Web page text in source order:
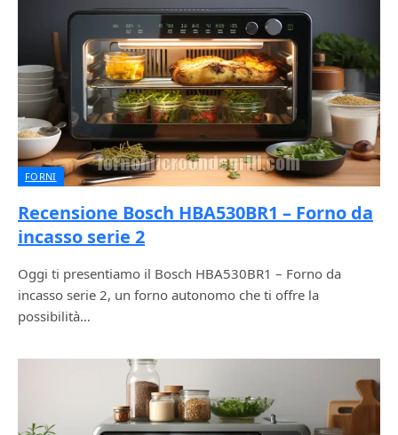
FORNI
Recensione Bosch HBA530BR1 – Forno da
incasso serie 2
Oggi ti presentiamo il Bosch HBA530BR1 – Forno da
incasso serie 2, un forno autonomo che ti offre la
possibilità…